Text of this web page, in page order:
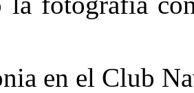
en el Club